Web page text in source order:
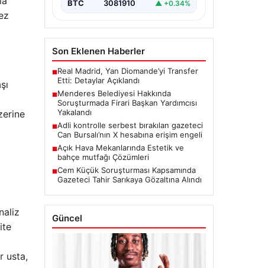
usta,
BTC 3081910 ▲ +0.34%
Son Eklenen Haberler
■Real Madrid, Yan Diomande’yi Transfer
Etti: Detaylar Açıklandı
■Menderes Belediyesi Hakkında
Soruşturmada Firari Başkan Yardımcısı
Yakalandı
■Adli kontrolle serbest bırakılan gazeteci
Can Bursalı’nın X hesabına erişim engeli
■Açık Hava Mekanlarında Estetik ve
bahçe mutfağı Çözümleri
■Cem Küçük Soruşturması Kapsamında
Gazeteci Tahir Sarıkaya Gözaltına Alındı
Güncel